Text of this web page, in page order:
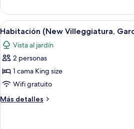
superior
(Garden)
Abrir
todas
las
fotos
de
Habitación
(New
Villeggiatura,
Un
5
Habitación (New Villeggiatura,
Vista al jardín
2 personas
1 cama King size
Wifi gratuito
Más detalles
Más